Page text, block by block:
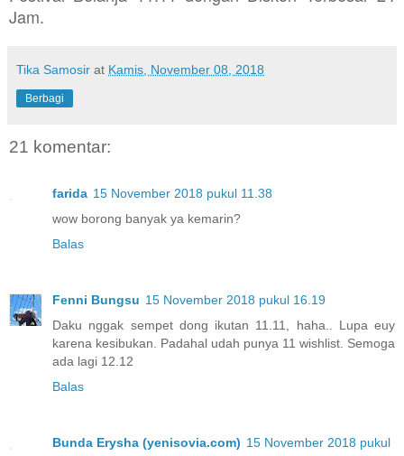
Jam.
Tika Samosir at Kamis, November 08, 2018
Berbagi
21 komentar:
farida 15 November 2018 pukul 11.38
wow borong banyak ya kemarin?
Balas
Fenni Bungsu 15 November 2018 pukul 16.19
Daku nggak sempet dong ikutan 11.11, haha.. Lupa euy
karena kesibukan. Padahal udah punya 11 wishlist. Semoga
ada lagi 12.12
Balas
Bunda Erysha (yenisovia.com) 15 November 2018 pukul